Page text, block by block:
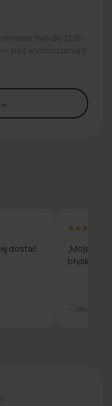
trafi do ZUS i
bez wychodzenia z
dostać
★★★★★
„Moja
— Jakub L., 31